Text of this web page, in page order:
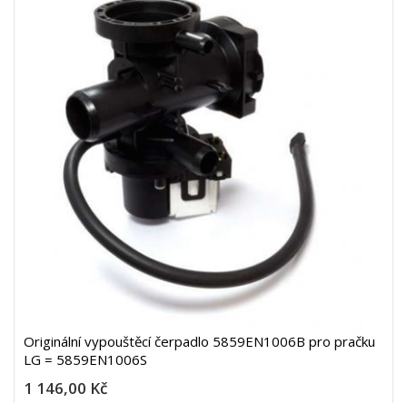
Originální vypouštěcí čerpadlo 5859EN1006B pro pračku
LG = 5859EN1006S
1 146,00 Kč